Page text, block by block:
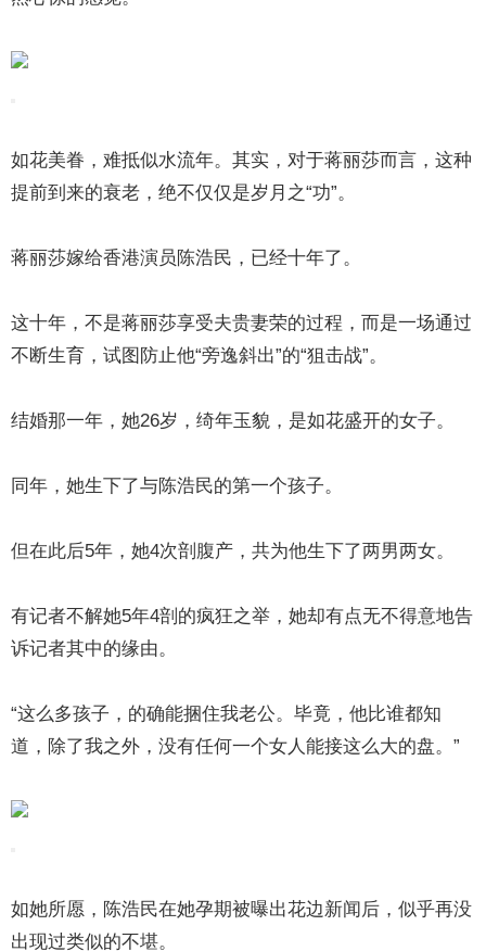
如花美眷，难抵似水流年。其实，对于蒋丽莎而言，这种
提前到来的衰老，绝不仅仅是岁月之“功”。
蒋丽莎嫁给香港演员陈浩民，已经十年了。
这十年，不是蒋丽莎享受夫贵妻荣的过程，而是一场通过
不断生育，试图防止他“旁逸斜出”的“狙击战”。
结婚那一年，她26岁，绮年玉貌，是如花盛开的女子。
同年，她生下了与陈浩民的第一个孩子。
但在此后5年，她4次剖腹产，共为他生下了两男两女。
有记者不解她5年4剖的疯狂之举，她却有点无不得意地告
诉记者其中的缘由。
“这么多孩子，的确能捆住我老公。毕竟，他比谁都知
道，除了我之外，没有任何一个女人能接这么大的盘。”
如她所愿，陈浩民在她孕期被曝出花边新闻后，似乎再没
出现过类似的不堪。